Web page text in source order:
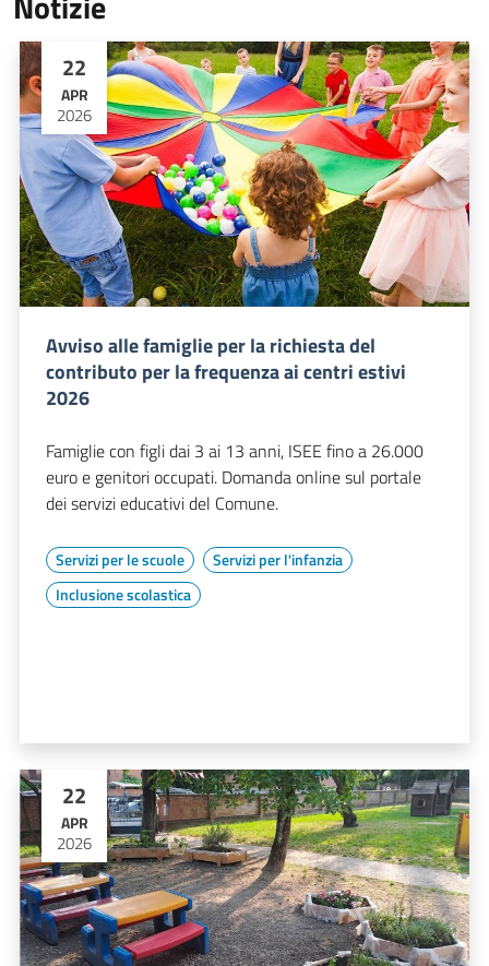
22
APR
2026
Avviso alle famiglie per la richiesta del
contributo per la frequenza ai centri estivi
2026
Famiglie con figli dai 3 ai 13 anni, ISEE fino a 26.000
euro e genitori occupati. Domanda online sul portale
dei servizi educativi del Comune.
Servizi per le scuole
Servizi per l'infanzia
Inclusione scolastica
22
APR
2026